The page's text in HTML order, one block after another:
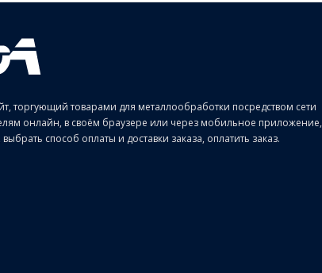
торгующий товарами для металлообработки посредством сети
онлайн, в своём браузере или через мобильное приложение,
способ оплаты и доставки заказа, оплатить заказ.